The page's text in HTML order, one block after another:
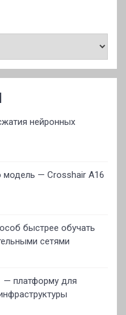
нейронных
модель — Crosshair A16
быстрее обучать
сетями
— платформу для